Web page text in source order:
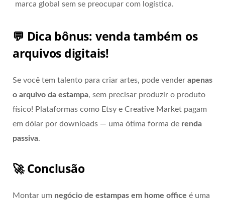
marca global sem se preocupar com logística.
💬 Dica bônus: venda também os
arquivos digitais!
Se você tem talento para criar artes, pode vender apenas
o arquivo da estampa, sem precisar produzir o produto
físico! Plataformas como Etsy e Creative Market pagam
em dólar por downloads — uma ótima forma de renda
passiva.
🚀 Conclusão
Montar um negócio de estampas em home office é uma